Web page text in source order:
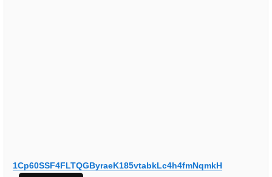
1Cp60SSF4FLTQGByraeK185vtabkLc4h4fmNqmkH